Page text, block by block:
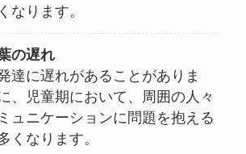
なります。
の遅れ
達に遅れがあることがありま
、児童期において、周囲の人々
ュニケーションに問題を抱える
くなります。